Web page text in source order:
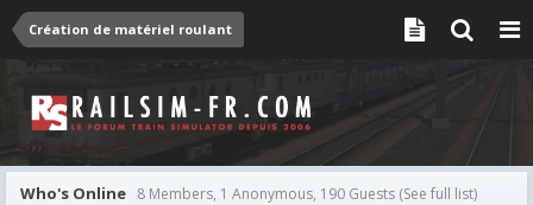
Création de matériel roulant
Who's Online 8 Members, 1 Anonymous, 190 Guests (See full list)